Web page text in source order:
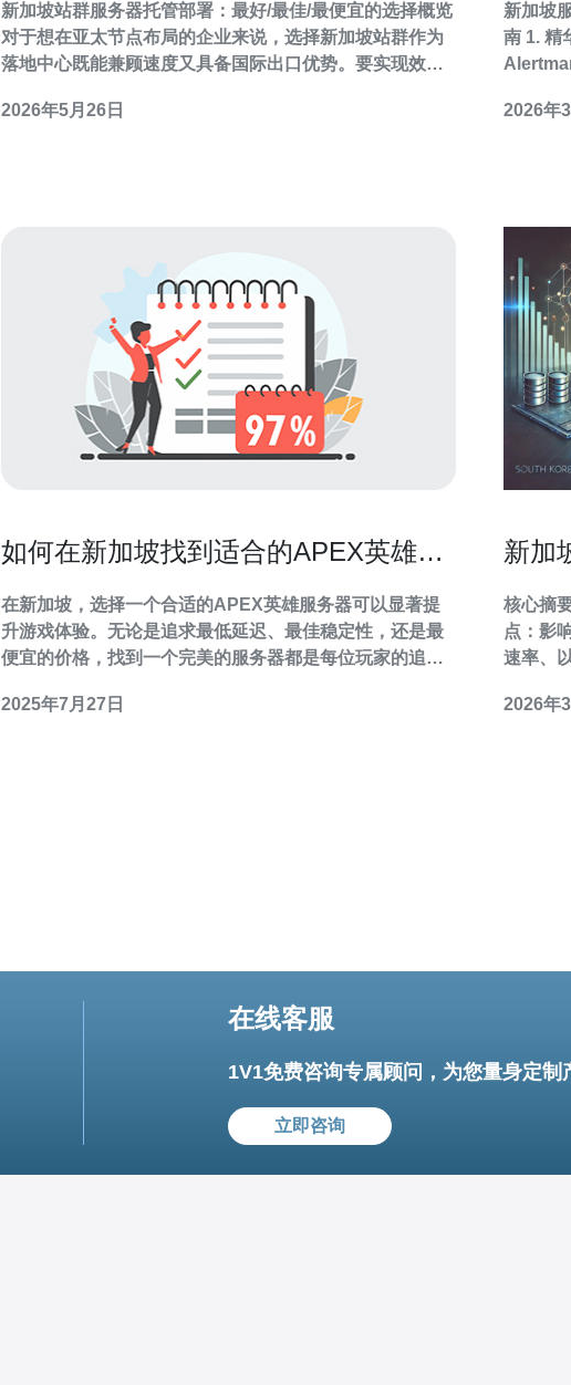
新加坡站群服务器托管部署：最好/最佳/最便宜的选择概览
对于想在亚太节点布局的企业来说，选择新加坡站群作为
落地中心既能兼顾速度又具备国际出口优势。要实现效果
最好的方案通常是租用带有专业DDoS防护与多路出口的
2026年5月26日
新加坡
南 1. 精华：基于Prometheus+Grafana的指标监控，配合
2026年
如何在新加坡找到适合的APEX英雄服
在新加坡，选择一个合适的APEX英雄服务器可以显著提
升游戏体验。无论是追求最低延迟、最佳稳定性，还是最
便宜的价格，找到一个完美的服务器都是每位玩家的追
器，以帮助玩家做出明智的选择。 了解APEX英雄服务器
2025年7月27日
新加
核心摘
点：影
速率、
合方案
2026年
在线客服
1V1免费咨询专属顾问，为您量身定制
立即咨询